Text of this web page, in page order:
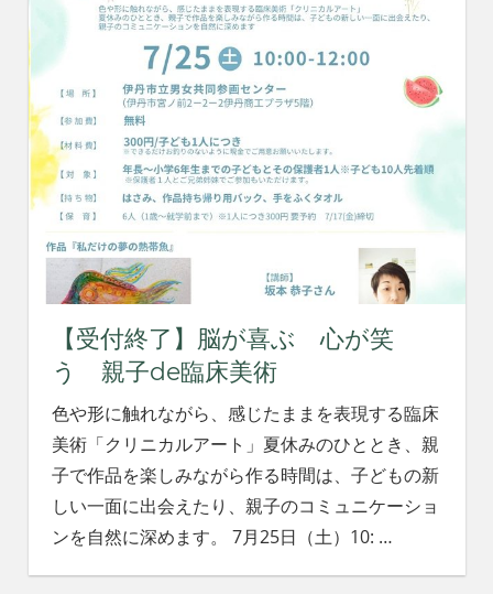
【受付終了】脳が喜ぶ 心が笑
う 親子de臨床美術
色や形に触れながら、感じたままを表現する臨床
美術「クリニカルアート」夏休みのひととき、親
子で作品を楽しみながら作る時間は、子どもの新
しい一面に出会えたり、親子のコミュニケーショ
ンを自然に深めます。 7月25日（土）10: …